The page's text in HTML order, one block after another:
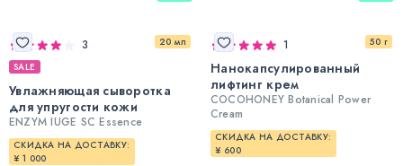
20 мл
3
SALE
Увлажняющая сыворотка
для упругости кожи
ENZYM IUGE SC Essence
СКИДКА НА ДОСТАВКУ:
¥ 1 000
50 г
1
Нанокапсулированный
лифтинг крем
COCOHONEY Botanical Power
Cream
СКИДКА НА ДОСТАВКУ:
¥ 600